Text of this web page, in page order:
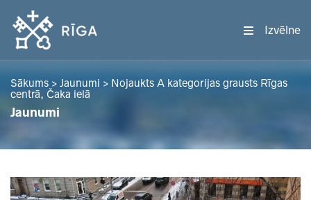
Izvēlne
Sākums > Jaunumi > Nojaukts A kategorijas grausts Rīgas
centrā, Čaka ielā
Jaunumi